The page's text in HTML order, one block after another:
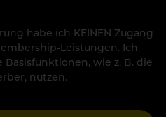
habe ich KEINEN Zugang
Leistungen. Ich
wie z. B. die
nutzen.